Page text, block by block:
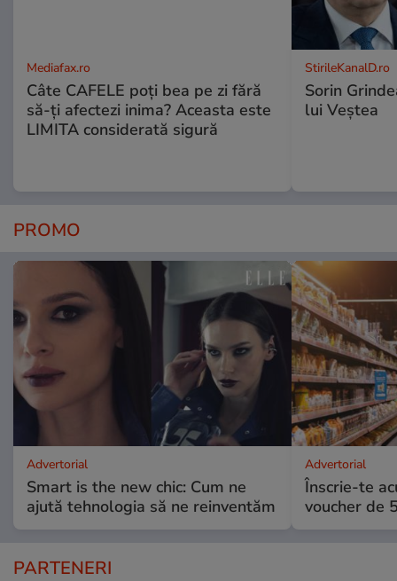
Mediafax.ro
Câte CAFELE poți bea pe zi fără
să-ți afectezi inima? Aceasta este
LIMITA considerată sigură
StirileKanalD.ro
Sorin
lui Veștea
PROMO
Advertorial
Smart is the new chic: Cum ne
ajută tehnologia să ne reinventăm
Advertorial
Înscrie-te
voucher de
PARTENERI